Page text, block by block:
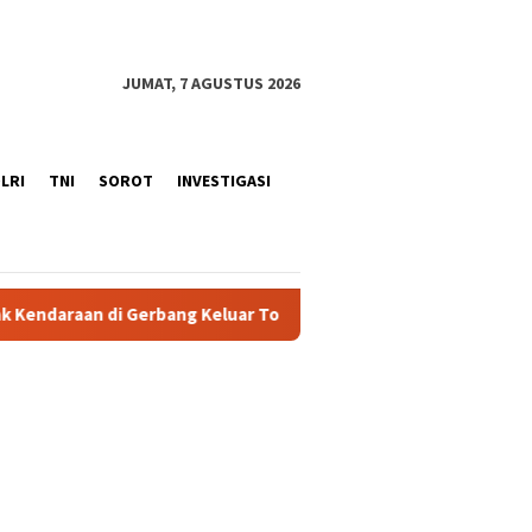
JUMAT, 7 AGUSTUS 2026
TNI SOROT INVESTIGASI
Keluar Tol Padalarang Ini Jadwal Buka Tutup One Way